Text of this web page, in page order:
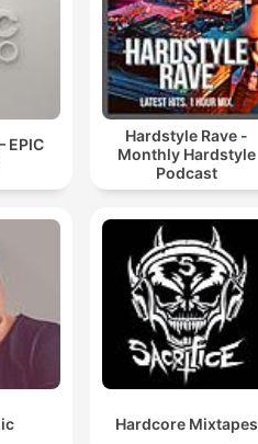
EPIC
Hardstyle Rave -
Monthly Hardstyle
Podcast
Hardcore Mixtapes